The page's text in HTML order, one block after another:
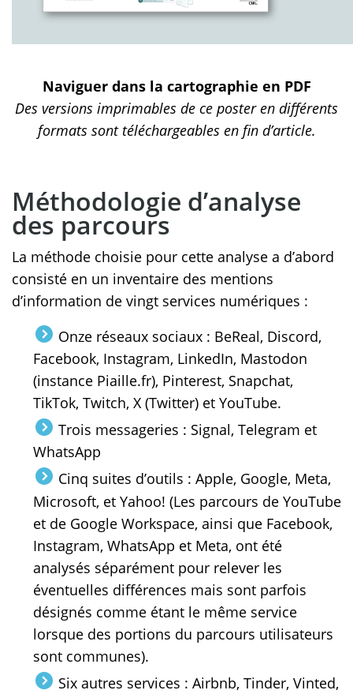
Naviguer dans la cartographie en PDF
Des versions imprimables de ce poster en différents
formats sont téléchargeables en fin d’article.
Méthodologie d’analyse
des parcours
La méthode choisie pour cette analyse a d’abord
consisté en un inventaire des mentions
d’information de vingt services numériques :
Onze réseaux sociaux : BeReal, Discord,
Facebook, Instagram, LinkedIn, Mastodon
(instance Piaille.fr), Pinterest, Snapchat,
TikTok, Twitch, X (Twitter) et YouTube.
Trois messageries : Signal, Telegram et
WhatsApp
Cinq suites d’outils : Apple, Google, Meta,
Microsoft, et Yahoo! (Les parcours de YouTube
et de Google Workspace, ainsi que Facebook,
Instagram, WhatsApp et Meta, ont été
analysés séparément pour relever les
éventuelles différences mais sont parfois
désignés comme étant le même service
lorsque des portions du parcours utilisateurs
sont communes).
Six autres services : Airbnb, Tinder, Vinted,